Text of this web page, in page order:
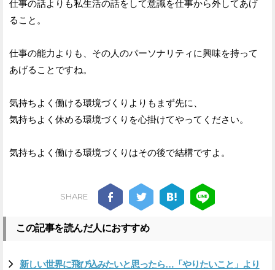
仕事の話よりも私生活の話をして意識を仕事から外してあげ
ること。
仕事の能力よりも、その人のパーソナリティに興味を持って
あげることですね。
気持ちよく働ける環境づくりよりもまず先に、
気持ちよく休める環境づくりを心掛けてやってください。
気持ちよく働ける環境づくりはその後で結構ですよ。
SHARE
この記事を読んだ人におすすめ
新しい世界に飛び込みたいと思ったら…「やりたいこと」より